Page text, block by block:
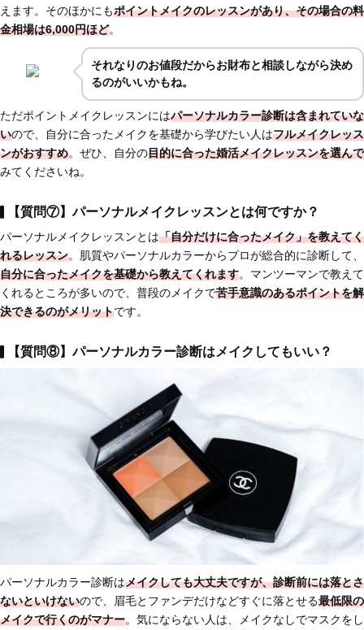
えます。そのほかにもポイントメイクのレッスンがあり、その場合の料
金相場は6,000円ほど。
それなりのお値段だからお財布と相談しながら決め
るのがいいかもね。
ただポイントメイクレッスンにはパーソナルカラー診断は含まれていな
いので、自分に合ったメイクを基礎から学びたい人はフルメイクレッス
ンがおすすめ。ぜひ、自分の目的に合った婚活メイクレッスンを選んで
みてくださいね。
【質問⑦】パーソナルメイクレッスンとは何ですか？
パーソナルメイクレッスンとは「自分だけに合ったメイク」を教えてく
れるレッスン。肌質やパーソナルカラーからプロが総合的に診断して、
自分に合ったメイクを基礎から教えてくれます。マンツーマンで教えて
くれるところが多いので、普段のメイクで苦手意識のあるポイントを解
決できるのがメリットです。
【質問⑧】パーソナルカラー診断はメイクしてもいい？
パーソナルカラー診断はメイクしても大丈夫ですが、診断前には落とさ
ないといけないので、眉毛とファンデだけなどすぐに落とせる最低限の
メイクで行くのがマナー。気にならない人は、メイクなしでマスクをし